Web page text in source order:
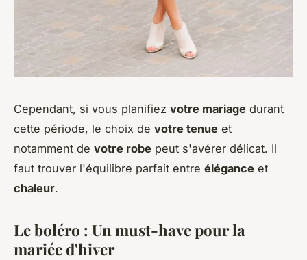
Cependant, si vous planifiez votre mariage durant
cette période, le choix de votre tenue et
notamment de votre robe peut s'avérer délicat. Il
faut trouver l'équilibre parfait entre élégance et
chaleur.
Le boléro : Un must-have pour la
mariée d'hiver